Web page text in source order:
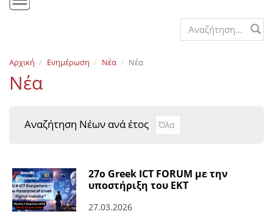
Εκδόσεις
Ενημέρωση
Search form
Αρχική Ενημέρωση Νέα Νέα
Νέα
Αναζήτηση Νέων ανά έτος Αναζήτηση Νέων ανά
Year
27ο Greek ICT FORUM με την
υποστήριξη του ΕΚΤ
27.03.2026